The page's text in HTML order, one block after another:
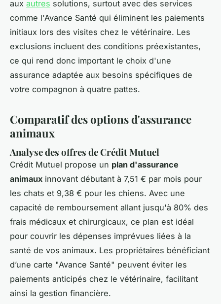
aux autres solutions, surtout avec des services
comme l'Avance Santé qui éliminent les paiements
initiaux lors des visites chez le vétérinaire. Les
exclusions incluent des conditions préexistantes,
ce qui rend donc important le choix d'une
assurance adaptée aux besoins spécifiques de
votre compagnon à quatre pattes.
Comparatif des options d'assurance
animaux
Analyse des offres deCrédit Mutuel
Crédit Mutuel propose un plan d'assurance
animaux innovant débutant à 7,51 € par mois pour
les chats et 9,38 € pour les chiens. Avec une
capacité de remboursement allant jusqu'à 80% des
frais médicaux et chirurgicaux, ce plan est idéal
pour couvrir les dépenses imprévues liées à la
santé de vos animaux. Les propriétaires bénéficiant
d’une carte "Avance Santé" peuvent éviter les
paiements anticipés chez le vétérinaire, facilitant
ainsi la gestion financière.